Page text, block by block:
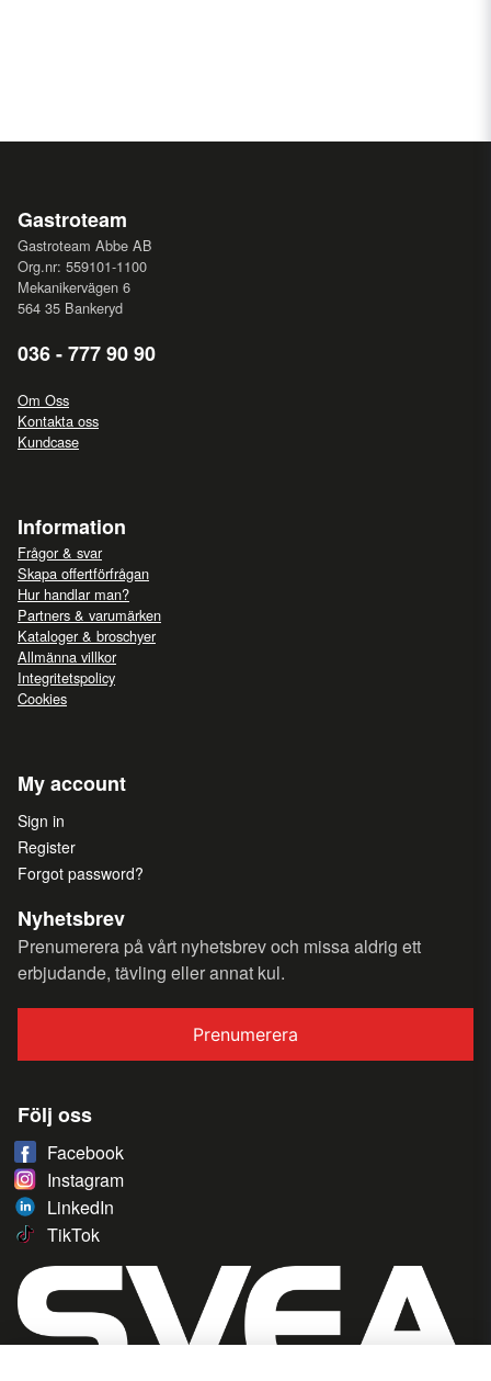
Gastroteam
Gastroteam Abbe AB
Org.nr: 559101-1100
Mekanikervägen 6
564 35 Bankeryd
036 - 777 90 90
Om Oss
Kontakta oss
Kundcase
Information
Frågor & svar
Skapa offertförfrågan
Hur handlar man?
Partners & varumärken
Kataloger & broschyer
Allmänna villkor
Integritetspolicy
Cookies
My account
Sign in
Register
Forgot password?
Nyhetsbrev
Prenumerera på vårt nyhetsbrev och missa aldrig ett
erbjudande, tävling eller annat kul.
Prenumerera
Följ oss
Facebook
Instagram
LinkedIn
TikTok